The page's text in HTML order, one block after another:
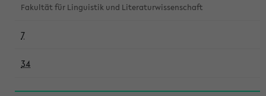
Fakultät für Linguistik und Literaturwissenschaft
7
34